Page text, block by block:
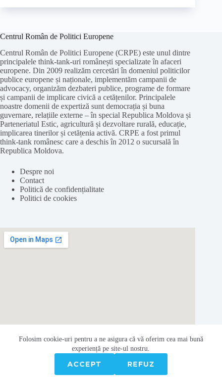
Folosim cookie-uripentru a ne asiguracă vă oferim cea maibună
experiență pesite-ul nostru.
ACCEPT REFUZ
Centrul Român de Politici Europene
Centrul Român de Politici Europene (CRPE) este unul dintre
principalele think-tank-uri românești specializate în afaceri
europene. Din 2009 realizăm cercetări în domeniul politicilor
publice europene și naționale, implementăm campanii de
advocacy, organizăm dezbateri publice, programe de formare
și campanii de implicare civică a cetățenilor. Principalele
noastre domenii de expertiză sunt democrația și buna
guvernare, relațiile externe – în special Republica Moldova și
Parteneriatul Estic, agricultură și dezvoltare rurală, educație,
implicarea tinerilor și cetățenia activă. CRPE a fost primul
think-tank românesc care a deschis în 2012 o sucursală în
Republica Moldova.
Despre noi
Contact
Politică de confidențialitate
Politici de cookies